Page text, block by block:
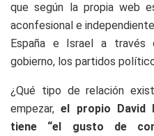
que según la propia web
aconfesional e
España e Israel a
gobierno, los partidos
¿Qué tipo de relación
empezar,el propio David
tiene “el gusto de